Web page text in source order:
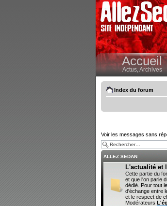
Accueil
Actus,Archives
Index du forum
Voir les messages sans
ALLEZ SEDAN
L'actualité et
Cette partie du
et que l'on parle
dédié. Pour tout
d'échange entre
et le respect de
Modérateurs